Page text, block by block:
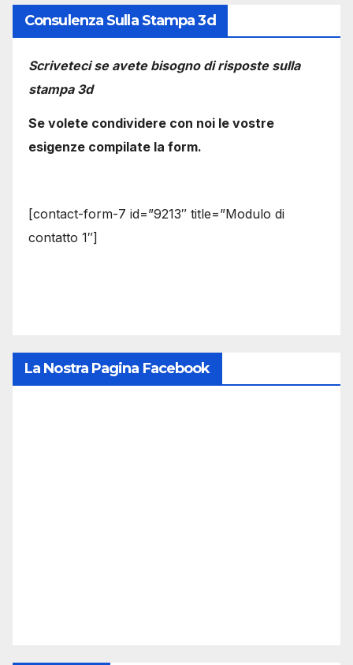
Consulenza Sulla Stampa 3d
Scriveteci se avete bisogno di risposte sulla
stampa 3d
Se volete condividere con noi le vostre
esigenze compilate la form.
[contact-form-7 id=”9213″ title=”Modulo di
contatto 1″]
La Nostra Pagina Facebook